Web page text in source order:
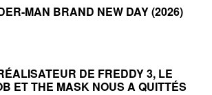
MAN BRAND NEW DAY (2026)
DE FREDDY 3, LE
ET THE MASK NOUS A QUITTÉS